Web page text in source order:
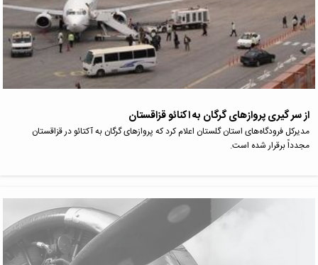
از سر گیری پروازهای گرگان به اکنائو قزاقستان
مدیرکل فرودگاه‌های استان گلستان اعلام کرد که پروازهای گرگان به آکتائو در قزاقستان
مجدداً برقرار شده است.